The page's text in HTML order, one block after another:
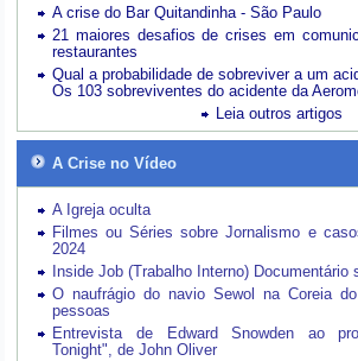
A crise do Bar Quitandinha - São Paulo
21 maiores desafios de crises em
restaurantes
Qual a probabilidade de sobreviver a um
Os 103 sobreviventes do acidente da
Leia outros artigos
A Crise no Vídeo
A Igreja oculta
Filmes ou Séries sobre Jornalismo e
2024
Inside Job (Trabalho Interno) Documentário
O naufrágio do navio Sewol na Coreia
pessoas
Entrevista de Edward Snowden ao
Tonight", de John Oliver